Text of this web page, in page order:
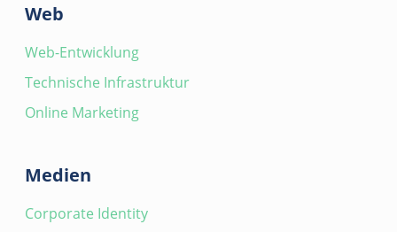
Web
Web-Entwicklung
Technische Infrastruktur
Online Marketing
Medien
Corporate Identity